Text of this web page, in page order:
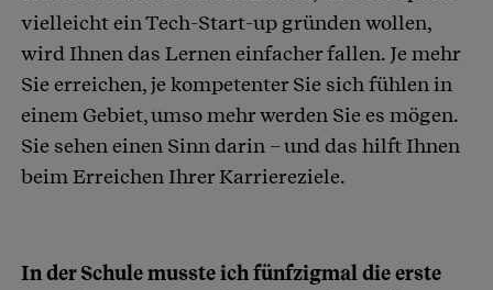
vielleicht ein Tech-Start-up gründen wollen,
wird Ihnen das Lernen einfacher fallen. Je mehr
Sie erreichen, je kompetenter Sie sich fühlen in
einem Gebiet, umso mehr werden Sie es mögen.
Sie sehen einen Sinn darin – und das hilft Ihnen
beim Erreichen Ihrer Karriereziele.
In der Schule musste ich fünfzigmal die erste